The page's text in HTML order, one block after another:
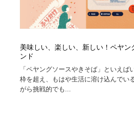
美味しい、楽しい、新しい！ペヤン
ンド
「ペヤングソースやきそば」といえば
枠を超え、もはや生活に溶け込んでい
がら挑戦的でも...